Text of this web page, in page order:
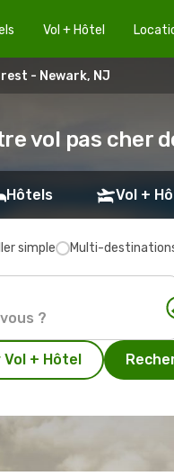
Vol + Hôtel
- Newark, NJ
vol pas cher
Hôtels Vol +
simple Multi-
+ Hôtel